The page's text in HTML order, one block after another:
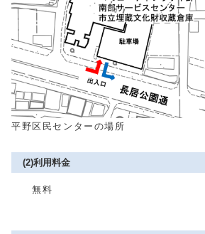
平野区民センターの場所
(2)利用料金
無料